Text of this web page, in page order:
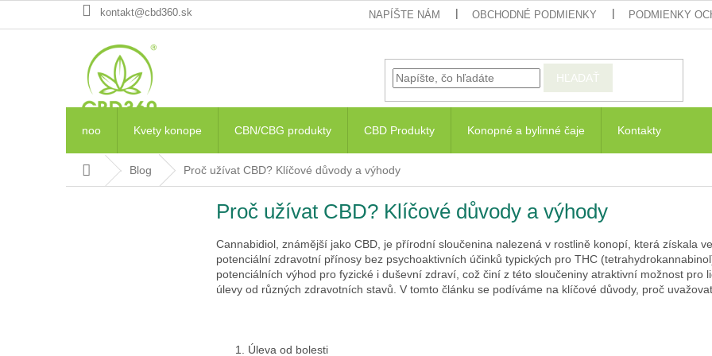
kontakt@cbd360.sk NAPÍŠTE NÁM OBCHODNÉ PODMIENKY PODMIENKY
HĽADAŤ
noo Kvety konope CBN/CBG produkty CBD Produkty Konopné a bylinné čaje Kontakty
DomovBlog Proč užívat CBD? Klíčové důvody a výhody
Proč užívat CBD? Klíčové důvody a výhody
Cannabidiol, známější jako CBD, je přírodní sloučenina nalezená v rostlině konopí, která získala
potenciální zdravotní přínosy bez psychoaktivních účinků typických pro THC
potenciálních výhod pro fyzické i duševní zdraví, což činí z této sloučeniny atraktivní možnost pro
úlevy od různých zdravotních stavů. V tomto článku se podíváme na klíčové důvody, proč
Úleva od bolesti